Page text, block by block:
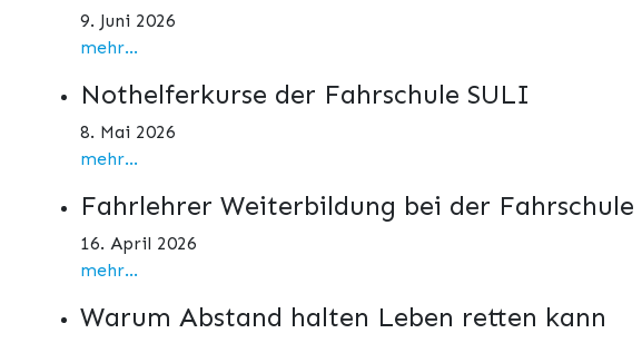
9. Juni 2026
mehr...
Nothelferkurse der Fahrschule SULI
8. Mai 2026
mehr...
Fahrlehrer Weiterbildung bei der Fahrschule
16. April 2026
mehr...
Warum Abstand halten Leben retten kann